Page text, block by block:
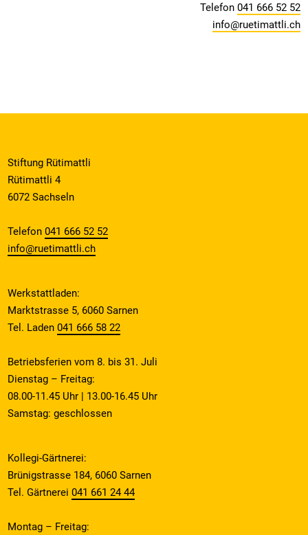
Telefon 041 666 52 52
info@ruetimattli.ch
Stiftung Rütimattli
Rütimattli 4
6072 Sachseln
Telefon041 666 52 52
info@ruetimattli.ch
Werkstattladen:
Marktstrasse 5, 6060 Sarnen
Tel. Laden041 666 58 22
Betriebsferien vom 8. bis 31. Juli
Dienstag – Freitag:
08.00-11.45 Uhr | 13.00-16.45 Uhr
Samstag: geschlossen
Kollegi-Gärtnerei:
Brünigstrasse 184, 6060 Sarnen
Tel. Gärtnerei041 661 24 44
Montag – Freitag: